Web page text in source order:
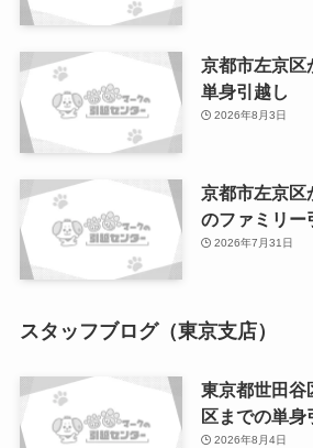
京都市左京区
単身引越し
2026年8月3日
京都市左京区
のファミリー
2026年7月31日
スタッフブログ（東京支店）
東京都世田谷
区までの単身
2026年8月4日